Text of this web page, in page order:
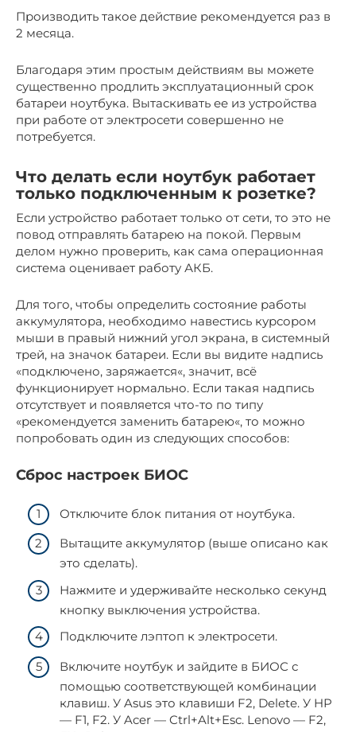
Производить такое действие рекомендуется раз в
2 месяца.
Благодаря этим простым действиям вы можете
существенно продлить эксплуатационный срок
батареи ноутбука. Вытаскивать ее из устройства
при работе от электросети совершенно не
потребуется.
Что делать если ноутбук работает
только подключенным к розетке?
Если устройство работает только от сети, то это не
повод отправлять батарею на покой. Первым
делом нужно проверить, как сама операционная
система оценивает работу АКБ.
Для того, чтобы определить состояние работы
аккумулятора, необходимо навестись курсором
мыши в правый нижний угол экрана, в системный
трей, на значок батареи. Если вы видите надпись
«подключено, заряжается«, значит, всё
функционирует нормально. Если такая надпись
отсутствует и появляется что-то по типу
«рекомендуется заменить батарею«, то можно
попробовать один из следующих способов:
Сброс настроек БИОС
Отключите блок питания от ноутбука.
Вытащите аккумулятор (выше описано как
это сделать).
Нажмите и удерживайте несколько секунд
кнопку выключения устройства.
Подключите лэптоп к электросети.
Включите ноутбук и зайдите в БИОС с
помощью соответствующей комбинации
клавиш. У Asus это клавиши F2, Delete. У HP
— F1, F2. У Acer — Ctrl+Alt+Esc. Lenovo — F2,